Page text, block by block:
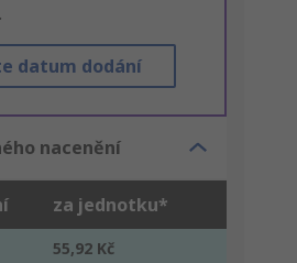
datum dodání
nacenění
za jednotku*
55,92 Kč